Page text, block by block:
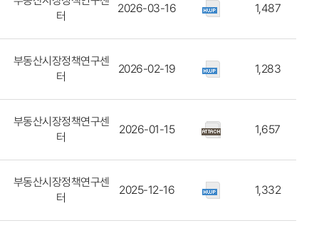
터
2026-03-16 1,487
부동산시장정책연구센
터
2026-02-19 1,283
부동산시장정책연구센
터
2026-01-15 1,657
부동산시장정책연구센
터
2025-12-16 1,332